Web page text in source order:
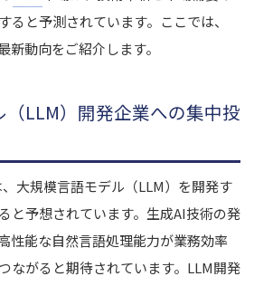
ると予測されています。ここでは、
動向をご紹介します。
LLM）開発企業への集中投
大規模言語モデル（LLM）を開発す
と予想されています。生成AI技術の発
性能な自然言語処理能力が業務効率
ながると期待されています。LLM開発